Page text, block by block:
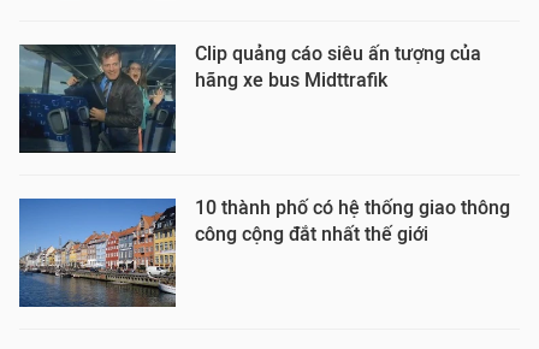
Clip quảng cáo siêu ấn tượng của
hãng xe bus Midttrafik
10 thành phố có hệ thống giao thông
công cộng đắt nhất thế giới